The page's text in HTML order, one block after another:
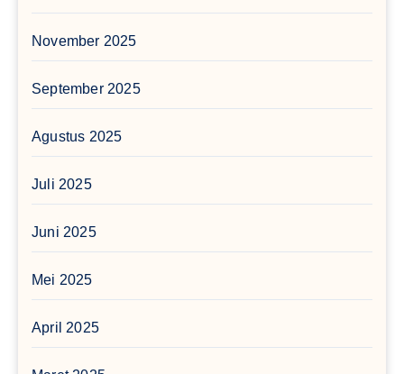
November 2025
September 2025
Agustus 2025
Juli 2025
Juni 2025
Mei 2025
April 2025